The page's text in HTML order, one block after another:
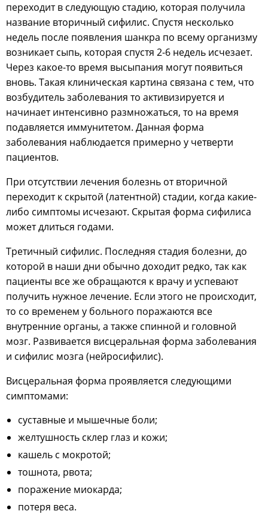
переходит в следующую стадию, которая получила
название вторичный сифилис. Спустя несколько
недель после появления шанкра по всему организму
возникает сыпь, которая спустя 2-6 недель исчезает.
Через какое-то время высыпания могут появиться
вновь. Такая клиническая картина связана с тем, что
возбудитель заболевания то активизируется и
начинает интенсивно размножаться, то на время
подавляется иммунитетом. Данная форма
заболевания наблюдается примерно у четверти
пациентов.
При отсутствии лечения болезнь от вторичной
переходит к скрытой (латентной) стадии, когда какие-
либо симптомы исчезают. Скрытая форма сифилиса
может длиться годами.
Третичный сифилис. Последняя стадия болезни, до
которой в наши дни обычно доходит редко, так как
пациенты все же обращаются к врачу и успевают
получить нужное лечение. Если этого не происходит,
то со временем у больного поражаются все
внутренние органы, а также спинной и головной
мозг. Развивается висцеральная форма заболевания
и сифилис мозга (нейросифилис).
Висцеральная форма проявляется следующими
симптомами:
суставные и мышечные боли;
желтушность склер глаз и кожи;
кашель с мокротой;
тошнота, рвота;
поражение миокарда;
потеря веса.